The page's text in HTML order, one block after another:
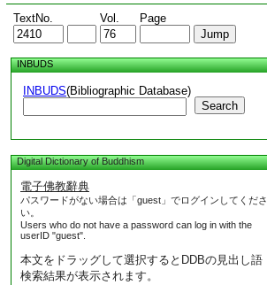
TextNo. Vol. Page
INBUDS
INBUDS(Bibliographic Database)
Search
Digital Dictionary of Buddhism
電子佛教辭典
パスワードがない場合は「guest」でログインしてくださ
い。
Users who do not have a password can log in with the
userID "guest".
本文をドラッグして選択するとDDBの見出し語
検索結果が表示されます。